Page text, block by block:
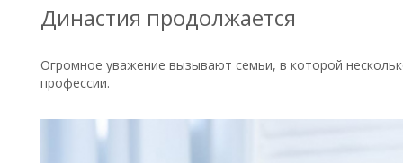
Династия продолжается
Огромное уважение вызывают семьи, в которой
профессии.